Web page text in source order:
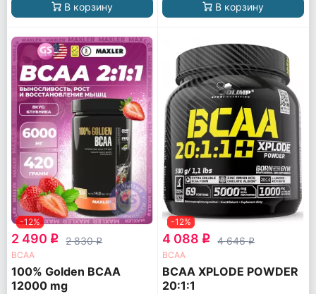
В корзину В корзину
-12%
2 490 q 2 830q
ВСАА
100% Golden BCAA
12000 mg
-12%
4 088 q 4 646q
ВСАА
BCAA XPLODE POWDER
20:1:1